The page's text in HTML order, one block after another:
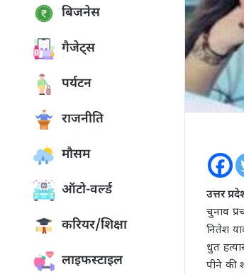
बिजनेस
गैजेट्स
पर्यटन
राजनीति
मौसम
ऑटो-वर्ल्ड
करियर/शिक्षा
लाइफस्टाइल
उत्तर
चुनाव
नितेश
धुत
पीने की